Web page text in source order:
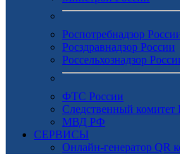
Роспотребнадзор
Росздравнадзор России
Россельхознадзор
ФТС России
Следственный комитет
МВД РФ
СЕРВИСЫ
Онлайн-генератор QR